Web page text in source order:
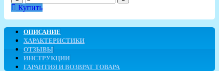
Купить
ОПИСАНИЕ
ХАРАКТЕРИСТИКИ
ОТЗЫВЫ
ИНСТРУКЦИИ
ГАРАНТИЯ И ВОЗВРАТ ТОВАРА